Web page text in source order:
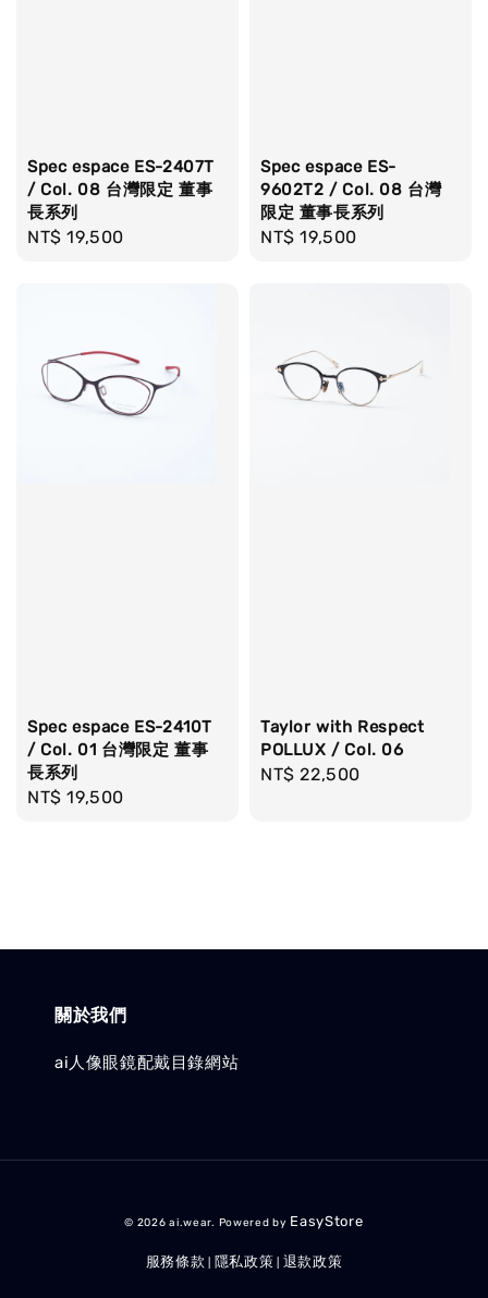
Spec espace ES-2407T
/ Col. 08 台灣限定 董事
長系列
Regular
NT$ 19,500
Spec espace ES-
9602T2 / Col. 08 台灣
限定 董事長系列
Regular
NT$ 19,500
Spec espace ES-2410T
/ Col. 01 台灣限定 董事
長系列
Regular
NT$ 19,500
Taylor with Respect
POLLUX / Col. 06
Regular
NT$ 22,500
關於我們
ai人像眼鏡配戴目錄網站
© 2026 ai.wear. Powered by EasyStore
服務條款 隱私政策 退款政策